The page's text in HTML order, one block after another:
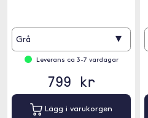
Grå ▾
Leverans ca 3-7 vardagar
799 kr
Lägg i varukorgen